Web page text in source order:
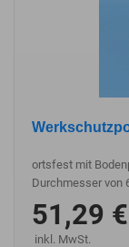
ortsfest mit
Durchmesser von
51,29 €
inkl. MwSt.